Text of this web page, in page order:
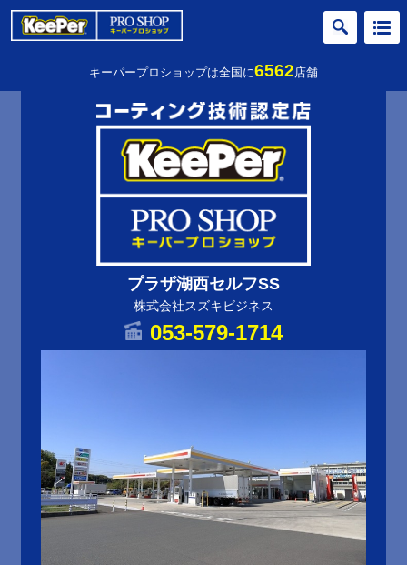
キーパープロショップは全国に6562店舗
プラザ湖西セルフSS
株式会社スズキビジネス
053-579-1714